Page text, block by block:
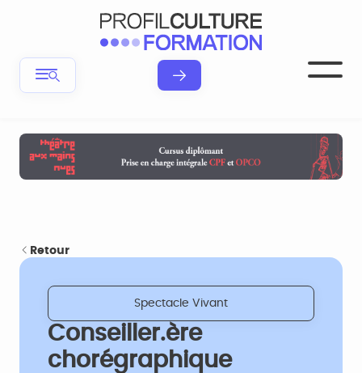
Retour
Spectacle Vivant
Conseiller.ère
chorégraphique